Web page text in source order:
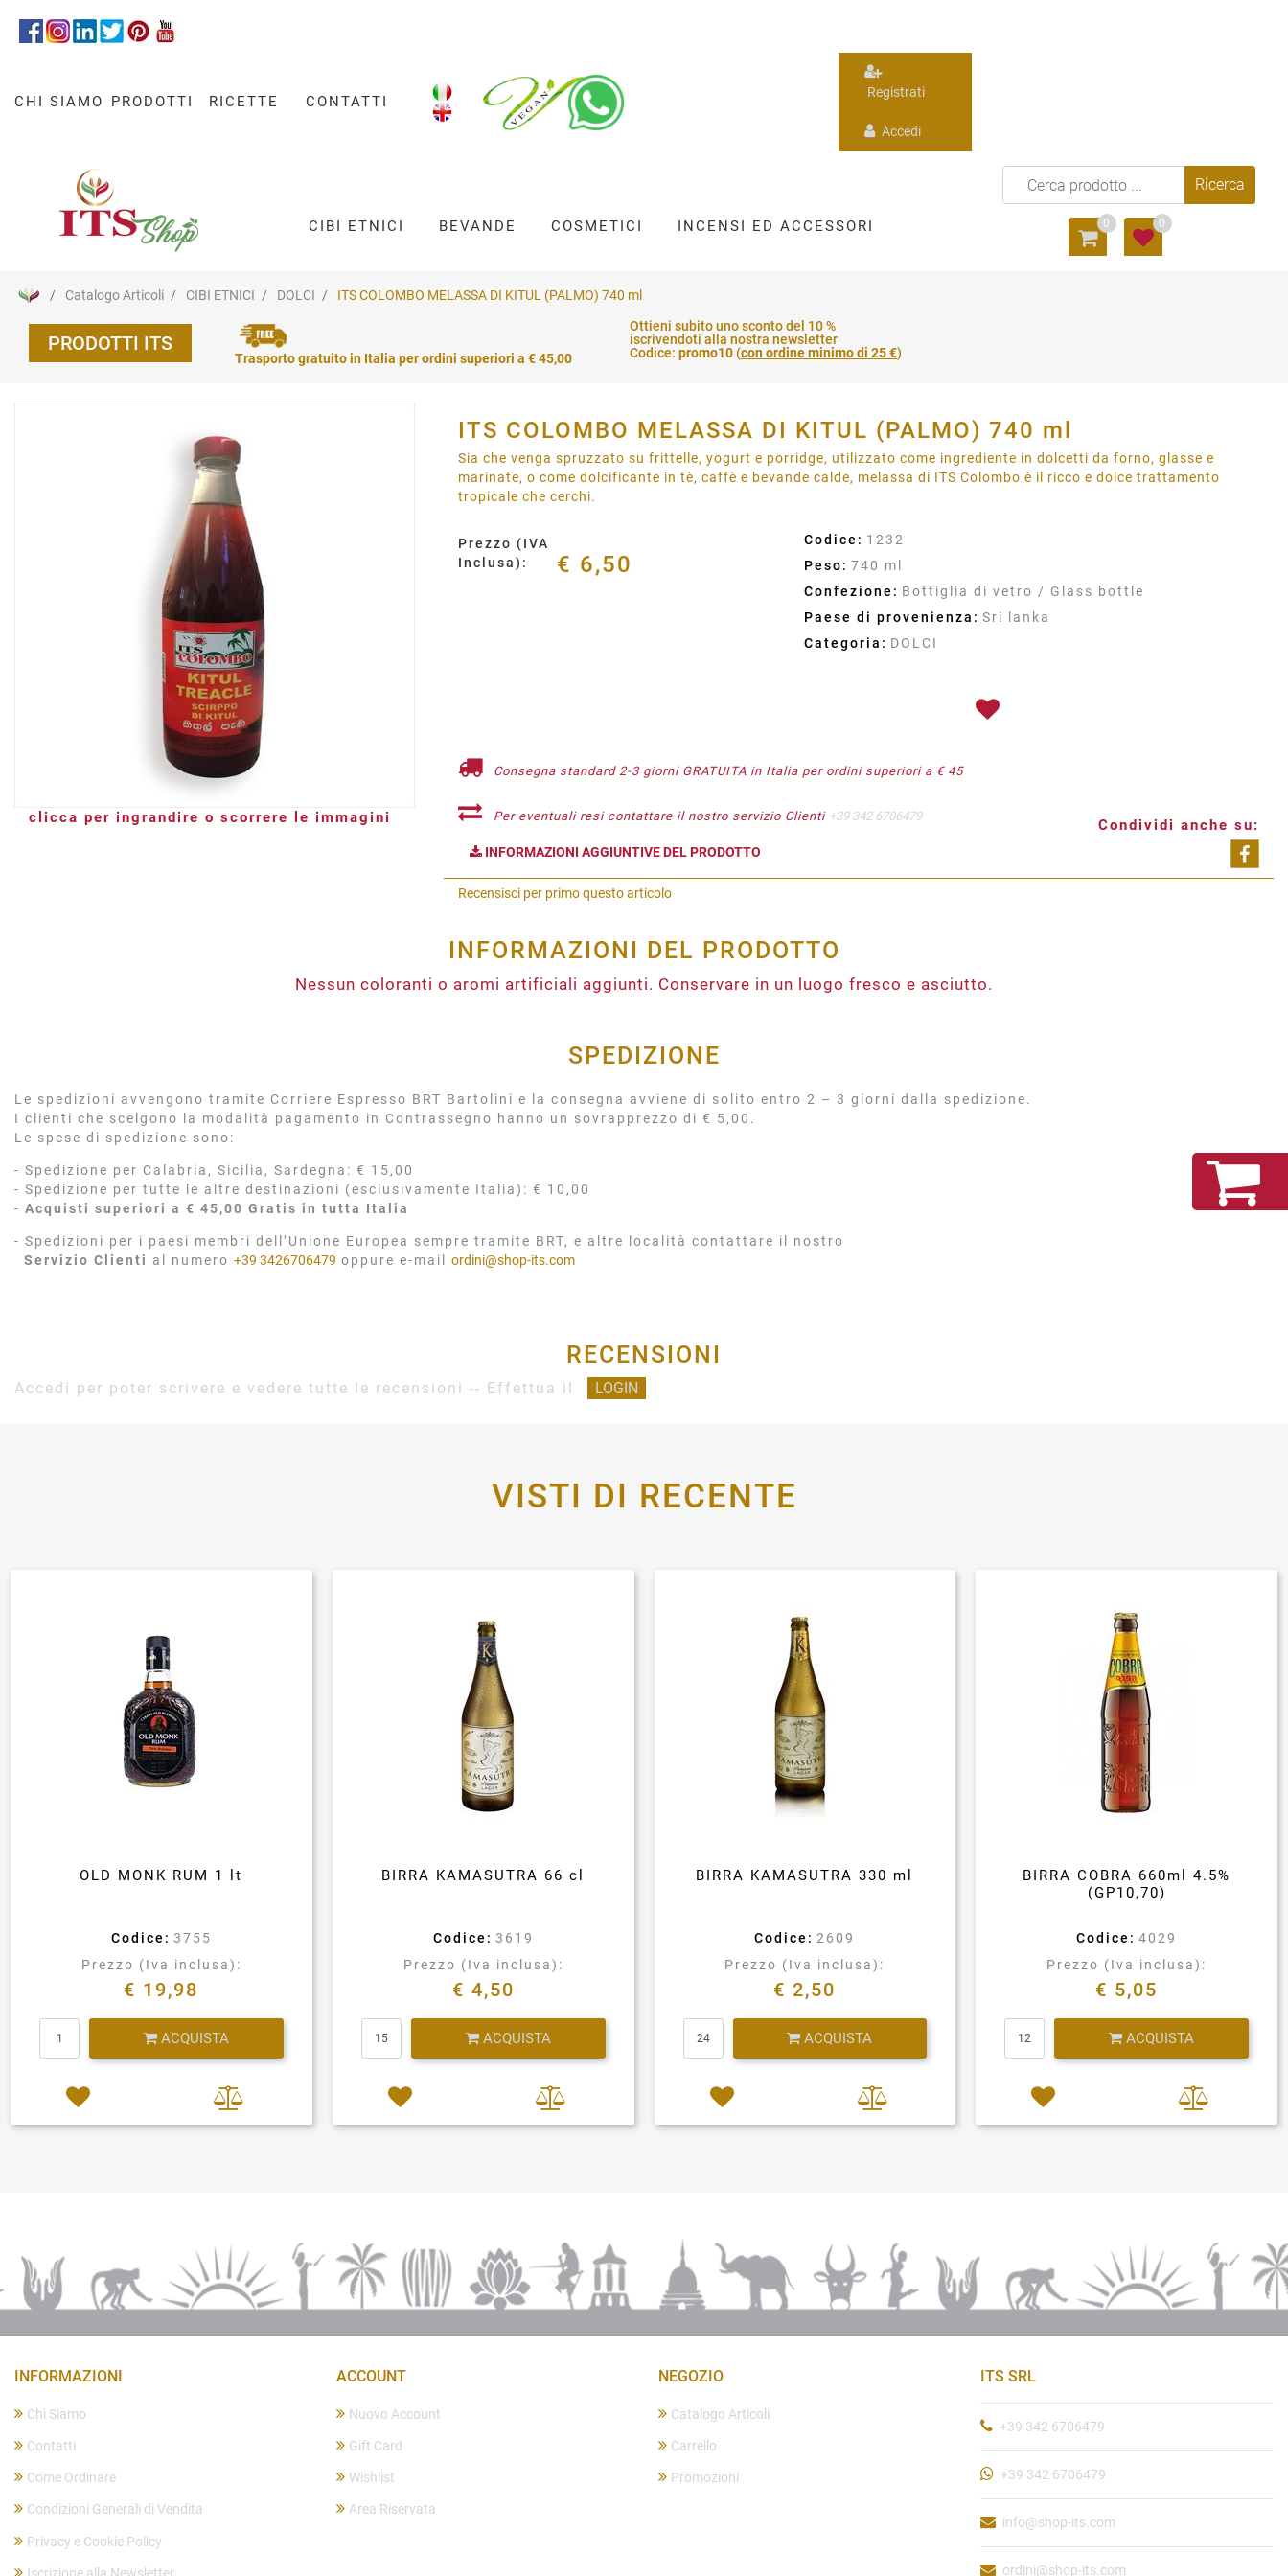
CHI SIAMO PRODOTTI RICETTE CONTATTI
Registrati
Accedi
CIBI ETNICI BEVANDE COSMETICI INCENSI ED ACCESSORI 0 0
Catalogo Articoli CIBI ETNICI DOLCI ITS COLOMBO MELASSA DI KITUL (PALMO) 740 ml
PRODOTTI ITS
Trasporto gratuito in Italia per ordini superiori a € 45,00
Ottieni subito uno sconto del 10 %
iscrivendoti alla nostra newsletter
Codice: promo10 (con ordine minimo di 25 €)
clicca per ingrandire o scorrere le immagini
ITS COLOMBO MELASSA DI KITUL (PALMO) 740 ml
Sia che venga spruzzato su frittelle, yogurt e porridge, utilizzato come ingrediente in dolcetti da forno, glasse e
marinate, o come dolcificante in tè, caffè e bevande calde, melassa di ITS Colombo è il ricco e dolce trattamento
tropicale che cerchi.
Prezzo (IVA
Inclusa):
€ 6,50
Codice: 1232
Peso: 740 ml
Confezione: Bottiglia di vetro / Glass bottle
Paese di provenienza: Sri lanka
Categoria: DOLCI
Consegna standard 2-3 giorni GRATUITA in Italia per ordini superiori a € 45
Per eventuali resi contattare il nostro servizio Clienti +39 342 6706479
INFORMAZIONI AGGIUNTIVE DEL PRODOTTO
Condividi anche su:
Recensisci per primo questo articolo
INFORMAZIONI DEL PRODOTTO
Nessun coloranti o aromi artificiali aggiunti. Conservare in un luogo fresco e asciutto.
SPEDIZIONE
Le spedizioni avvengono tramite Corriere Espresso BRT Bartolini e la consegna avviene di solito entro 2 – 3 giorni dalla spedizione.
I clienti che scelgono la modalità pagamento in Contrassegno hanno un sovrapprezzo di € 5,00.
Le spese di spedizione sono:
- Spedizione per Calabria, Sicilia, Sardegna: € 15,00
- Spedizione per tutte le altre destinazioni (esclusivamente Italia): € 10,00
- Acquisti superiori a € 45,00 Gratis in tutta Italia
- Spedizioni per i paesi membri dell’Unione Europea sempre tramite BRT, e altre località contattare il nostro
Servizio Clienti al numero +39 3426706479 oppure e-mail ordini@shop-its.com
RECENSIONI
Accedi per poter scrivere e vedere tutte le recensioni -- Effettua il LOGIN
VISTI DI RECENTE
OLD MONK RUM 1 lt
Codice: 3755
Prezzo (Iva inclusa):
€ 19,98
ACQUISTA
BIRRA KAMASUTRA 66 cl
Codice: 3619
Prezzo (Iva inclusa):
€ 4,50
ACQUISTA
BIRRA KAMASUTRA 330 ml
Codice: 2609
Prezzo (Iva inclusa):
€ 2,50
ACQUISTA
BIRRA COBRA 660ml 4.5%
(GP10,70)
Codice: 4029
Prezzo (Iva inclusa):
€ 5,05
ACQUISTA
INFORMAZIONI
Chi Siamo
Contatti
Come Ordinare
Condizioni Generali di Vendita
Privacy e Cookie Policy
ACCOUNT
Nuovo Account
Gift Card
Wishlist
Area Riservata
NEGOZIO
Catalogo Articoli
Carrello
Promozioni
ITS SRL
+39 342 6706479
+39 342 6706479
info@shop-its.com
ordini@shop-its.com